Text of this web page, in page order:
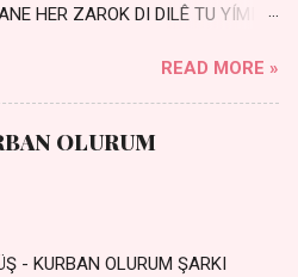
HER ZAROK DI DILÊ TU YÍMIN
Eser yar içimden Bir kıza sevdalı
hançer Geceler susmuyor Yaralı
Tu yi bihare min Ez ji payizim Li
Adını sayıklar Uykusuz
Sessiz ve kederli
READ MORE »
OLURUM
- KURBAN OLURUM ŞARKI